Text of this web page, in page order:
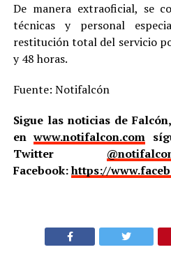
De manera extraoficial, se
técnicas y personal
restitución total del servicio
y 48 horas.
Fuente: Notifalcón
Sigue las noticias de
enwww.notifalcon.com
Twitter
Facebook:https://